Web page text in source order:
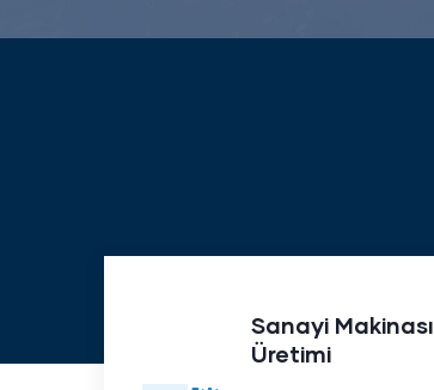
Sanayi Makinası
Üretimi